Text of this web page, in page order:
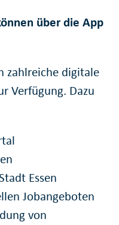
über die App
zahlreiche digitale
Verfügung. Dazu
Essen
Jobangeboten
von